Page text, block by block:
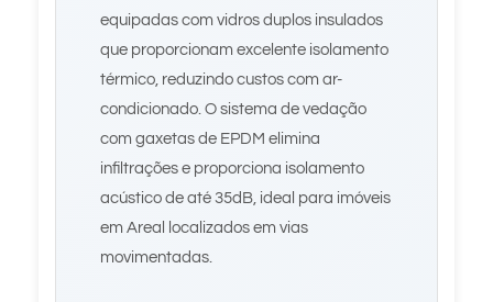
equipadas com vidros duplos insulados
que proporcionam excelente isolamento
térmico, reduzindo custos com ar-
condicionado. O sistema de vedação
com gaxetas de EPDM elimina
infiltrações e proporciona isolamento
acústico de até 35dB, ideal para imóveis
em Areal localizados em vias
movimentadas.